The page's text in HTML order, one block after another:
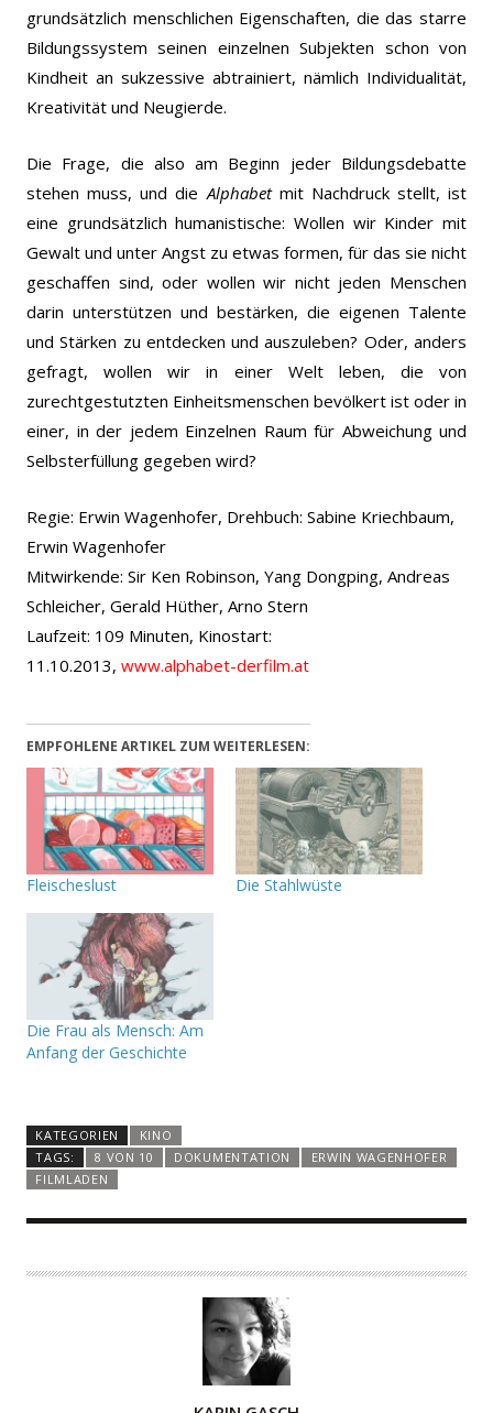
grundsätzlich menschlichen Eigenschaften, die das starre
Bildungssystem seinen einzelnen Subjekten schon von
Kindheit an sukzessive abtrainiert, nämlich Individualität,
Kreativität und Neugierde.
Die Frage, die also am Beginn jeder Bildungsdebatte
stehen muss, und die Alphabetmit Nachdruck stellt, ist
eine grundsätzlich humanistische: Wollen wir Kinder mit
Gewalt und unter Angst zu etwas formen, für das sie nicht
geschaffen sind, oder wollen wir nicht jeden Menschen
darin unterstützen und bestärken, die eigenen Talente
und Stärken zu entdecken und auszuleben? Oder, anders
gefragt, wollen wir in einer Welt leben, die von
zurechtgestutzten Einheitsmenschen bevölkert ist oder in
einer, in der jedem Einzelnen Raum für Abweichung und
Selbsterfüllung gegeben wird?
Regie: Erwin Wagenhofer, Drehbuch: Sabine Kriechbaum,
Erwin Wagenhofer
Mitwirkende: Sir Ken Robinson, Yang Dongping, Andreas
Schleicher, Gerald Hüther, Arno Stern
Laufzeit: 109 Minuten, Kinostart:
11.10.2013, www.alphabet-derfilm.at
EMPFOHLENE ARTIKEL ZUM WEITERLESEN:
Fleischeslust Die Stahlwüste
Die Frau als Mensch: Am
Anfang der Geschichte
KATEGORIEN
KINO
TAGS:
8 VON 10 DOKUMENTATION
ERWIN WAGENHOFER
FILMLADEN